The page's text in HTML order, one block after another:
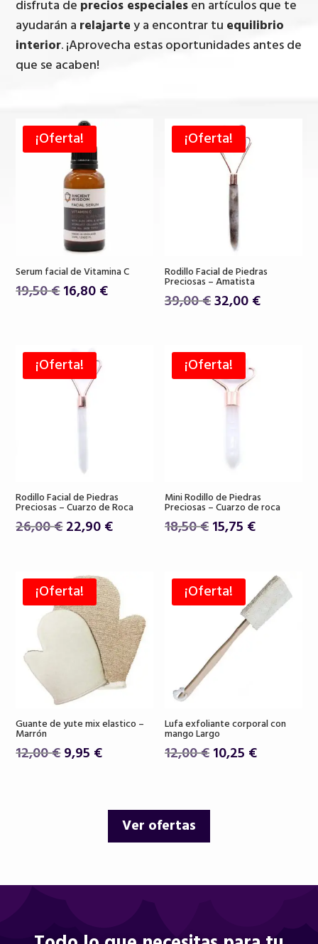
disfruta de precios especialesen artículos que te
ayudarán a relajartey a encontrar tu equilibrio
interior. ¡Aprovecha estas oportunidades antes de
que se acaben!
¡Oferta!
Serum facial de Vitamina C
19,50€El
era:
19,50 €.
16,80€El
¡Oferta!
Rodillo Facial de Piedras
Preciosas – Amatista
39,00€El
era:
39,00 €.
32,00€El
¡Oferta!
Rodillo Facial de Piedras
Preciosas – Cuarzo de Roca
26,00€El
era:
26,00 €.
22,90€El
es:
22,90 €.
¡Oferta!
Mini Rodillo de Piedras
Preciosas – Cuarzo de roca
18,50€El
era:
18,50 €.
15,75 €El
es:
15,75 €.
¡Oferta!
Guante de yute mix elastico –
Marrón
12,00€El
9,95 €El
es:
9,95 €.
¡Oferta!
Lufa exfoliante corporal con
mango Largo
12,00€El
10,25 €El
Ver ofertas